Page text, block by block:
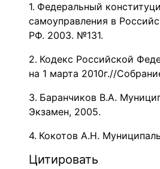
Федеральный
самоуправления в
РФ. 2003. №131.
Кодекс Российской
на 1 марта 2010г.//
Баранчиков В.А.
Экзамен, 2005.
Кокотов А.Н.
Цитировать